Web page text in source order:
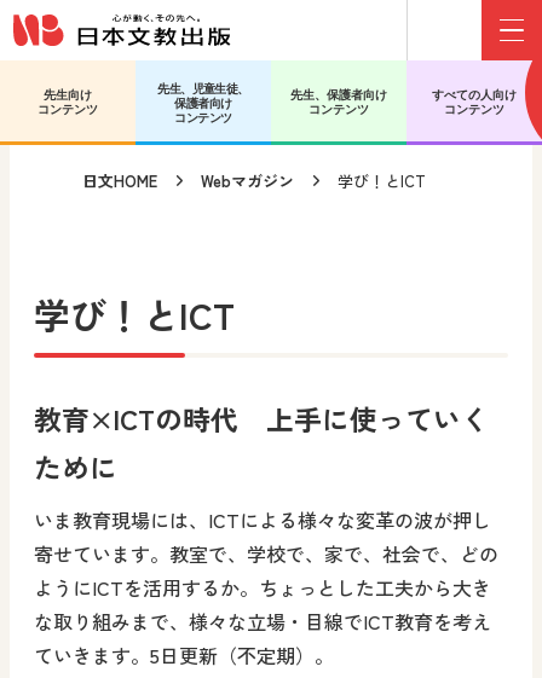
メインコンテンツへ移動
サブコンテンツへ移動
先生向け
コンテンツ
先生、児童生徒、
保護者向け
コンテンツ
先生、保護者向け
コンテンツ
すべての人向け
コンテンツ
日文HOME Webマガジン 学び！とICT
学び！とICT
教育×ICTの時代 上手に使っていく
ために
いま教育現場には、ICTによる様々な変革の波が押し
寄せています。教室で、学校で、家で、社会で、どの
ようにICTを活用するか。ちょっとした工夫から大き
な取り組みまで、様々な立場・目線でICT教育を考え
ていきます。5日更新（不定期）。